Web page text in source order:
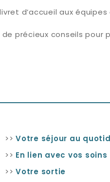
d’accueil aux
précieux conseils pour
>>Votre séjour au
>> En lien avec vos soins
>>Votre sortie